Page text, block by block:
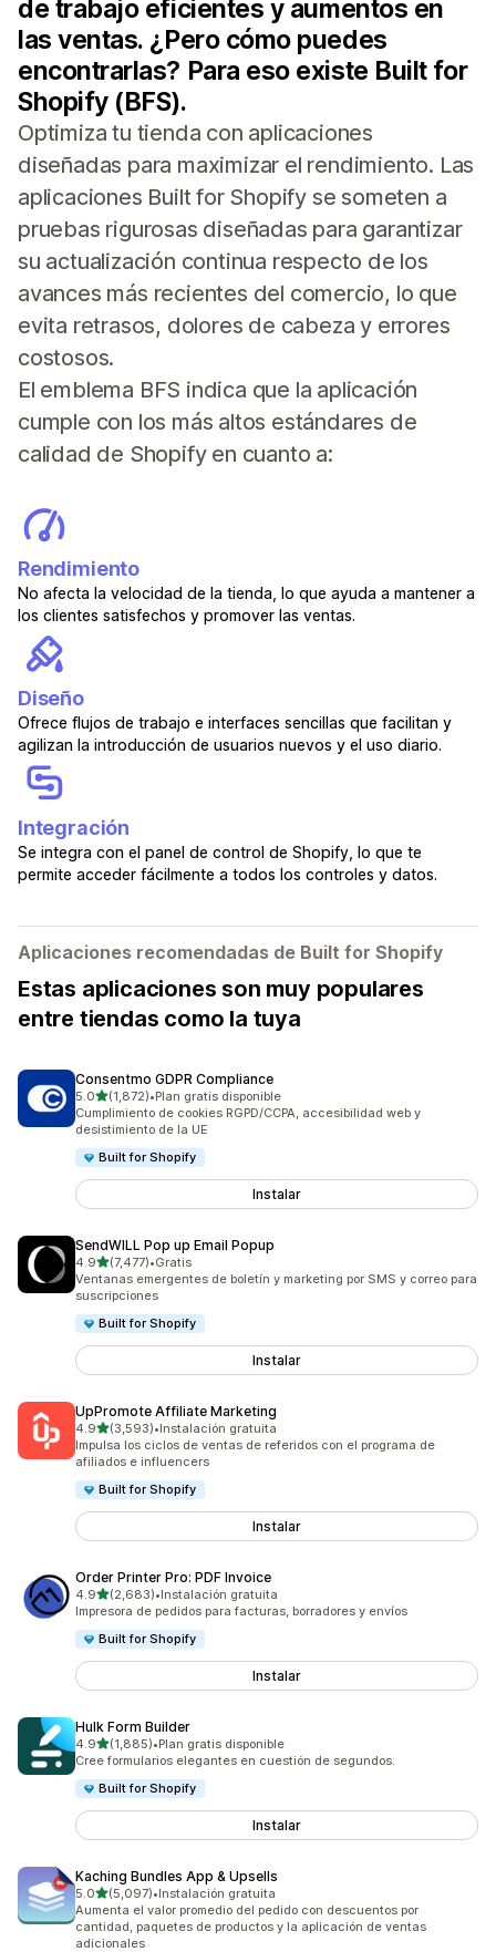
de trabajo eficientes y aumentos en
las ventas. ¿Pero cómo puedes
encontrarlas? Para eso existe Built for
Shopify (BFS).
Optimiza tu tienda con aplicaciones
diseñadas para maximizar el rendimiento. Las
aplicaciones Built for Shopify se someten a
pruebas rigurosas diseñadas para garantizar
su actualización continua respecto de los
avances más recientes del comercio, lo que
evita retrasos, dolores de cabeza y errores
costosos.
El emblema BFS indica que la aplicación
cumple con los más altos estándares de
calidad de Shopify en cuanto a:
Rendimiento
No afecta la velocidad de la tienda, lo que ayuda a mantener a
los clientes satisfechos y promover las ventas.
Diseño
Ofrece flujos de trabajo e interfaces sencillas que facilitan y
agilizan la introducción de usuarios nuevos y el uso diario.
Integración
Se integra con el panel de control de Shopify, lo que te
permite acceder fácilmente a todos los controles y datos.
Aplicaciones recomendadas de Built for Shopify
Estas aplicaciones son muy populares
entre tiendas como la tuya
Consentmo GDPR Compliance
5.0de 5 estrellas
(1,872)
1872 reseñas en total
•Plan gratis disponible
Cumplimiento de cookies RGPD/CCPA, accesibilidad web y
desistimiento de la UE
Built for Shopify
Instalar
SendWILL Pop up Email Popup
4.9de 5 estrellas
(7,477)
7477 reseñas en total
•Gratis
Ventanas emergentes de boletín y marketing por SMS y correo para
suscripciones
Built for Shopify
Instalar
UpPromote Affiliate Marketing
4.9de 5 estrellas
(3,593)
3593 reseñas en total
•Instalación gratuita
Impulsa los ciclos de ventas de referidos con el programa de
afiliados e influencers
Built for Shopify
Instalar
Order Printer Pro: PDF Invoice
4.9de 5 estrellas
(2,683)
2683 reseñas en total
•Instalación gratuita
Impresora de pedidos para facturas, borradores y envíos
Built for Shopify
Instalar
Hulk Form Builder
4.9de 5 estrellas
(1,885)
1885 reseñas en total
•Plan gratis disponible
Cree formularios elegantes en cuestión de segundos.
Built for Shopify
Instalar
Kaching Bundles App & Upsells
5.0de 5 estrellas
(5,097)
5097 reseñas en total
•Instalación gratuita
Aumenta el valor promedio del pedido con descuentos por
cantidad, paquetes de productos y la aplicación de ventas
adicionales